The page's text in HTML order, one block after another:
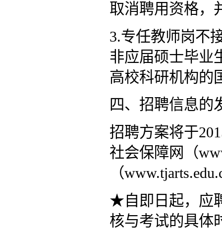
取消聘用资格，
3.专任教师岗不
非应届硕士毕业
高校科研机构的
四、招聘信息的
招聘方案将于
社会保障网（
（
★自即日起，应
核与考试的具体